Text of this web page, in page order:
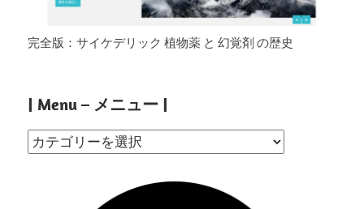
完全版：サイケデリック 植物薬 と 幻覚剤 の歴史
| Menu – メニュー |